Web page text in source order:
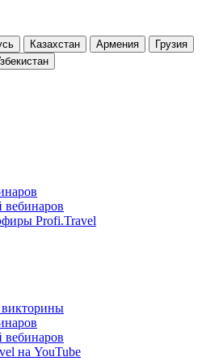
Казахстан Армения
Грузия
вебинаров
Profi.Travel
викторины
вебинаров
на YouTube